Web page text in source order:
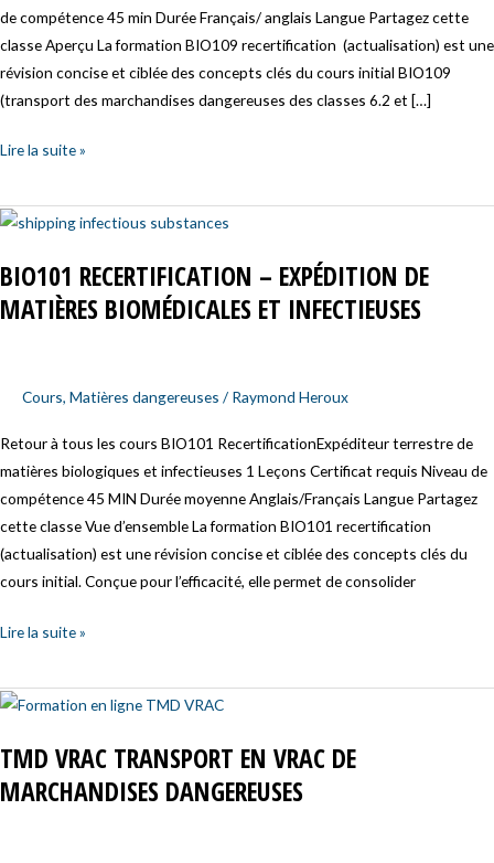
de compétence 45 min Durée Français/ anglais Langue Partagez cette
classe Aperçu La formation BIO109 recertification (actualisation) est une
révision concise et ciblée des concepts clés du cours initial BIO109
(transport des marchandises dangereuses des classes 6.2 et […]
Lire la suite »
BIO101 RECERTIFICATION – EXPÉDITION DE
MATIÈRES BIOMÉDICALES ET INFECTIEUSES
Cours, Matières dangereuses / Raymond Heroux
Retour à tous les cours BIO101 RecertificationExpéditeur terrestre de
matières biologiques et infectieuses 1 Leçons Certificat requis Niveau de
compétence 45 MIN Durée moyenne Anglais/Français Langue Partagez
cette classe Vue d’ensemble La formation BIO101 recertification
(actualisation) est une révision concise et ciblée des concepts clés du
cours initial. Conçue pour l’efficacité, elle permet de consolider
BIO101
–
Expédition
infectieuses
Lire la suite »
TMD VRAC TRANSPORT EN VRAC DE
MARCHANDISES DANGEREUSES
TMD
Transport
en